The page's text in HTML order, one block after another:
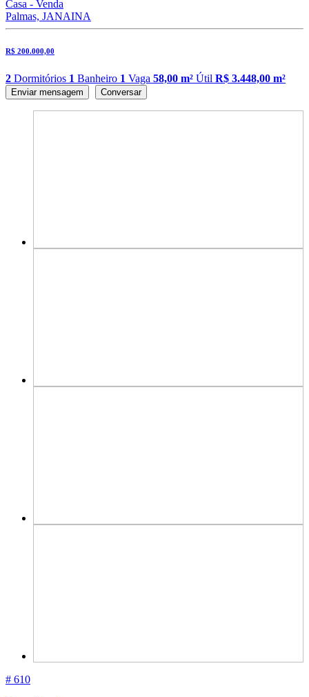
Casa - Venda
Palmas, JANAINA
R$ 200.000,00
2 Dormitórios 1 Banheiro 1 Vaga 58,00 m² Útil R$ 3.448,00 m²
Enviar mensagem Conversar
# 610